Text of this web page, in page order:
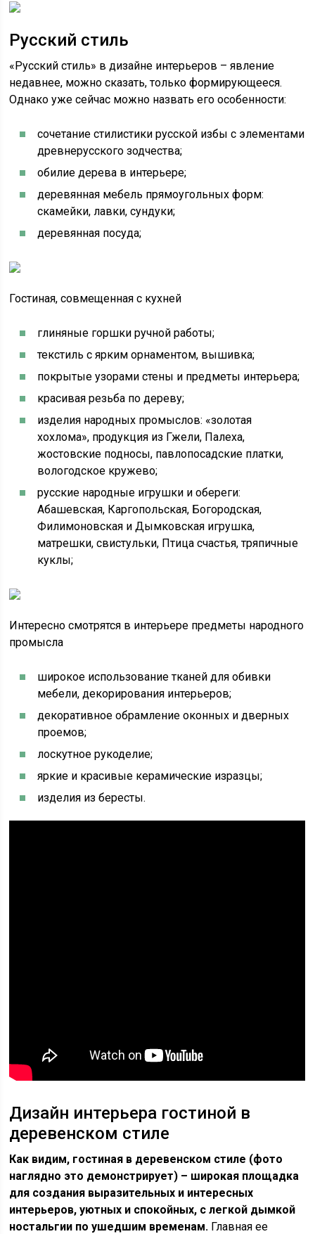
Русский стиль
«Русский стиль» в дизайне интерьеров – явление
недавнее, можно сказать, только формирующееся.
Однако уже сейчас можно назвать его особенности:
сочетание стилистики русской избы с элементами
древнерусского зодчества;
обилие дерева в интерьере;
деревянная мебель прямоугольных форм:
скамейки, лавки, сундуки;
деревянная посуда;
Гостиная, совмещенная с кухней
глиняные горшки ручной работы;
текстиль с ярким орнаментом, вышивка;
покрытые узорами стены и предметы интерьера;
красивая резьба по дереву;
изделия народных промыслов: «золотая
хохлома», продукция из Гжели, Палеха,
жостовские подносы, павлопосадские платки,
вологодское кружево;
русские народные игрушки и обереги:
Абашевская, Каргопольская, Богородская,
Филимоновская и Дымковская игрушка,
матрешки, свистульки, Птица счастья, тряпичные
куклы;
Интересно смотрятся в интерьере предметы народного
промысла
широкое использование тканей для обивки
мебели, декорирования интерьеров;
декоративное обрамление оконных и дверных
проемов;
лоскутное рукоделие;
яркие и красивые керамические изразцы;
изделия из бересты.
Дизайн интерьера гостиной в
деревенском стиле
Как видим, гостиная в деревенском стиле (фото
наглядно это демонстрирует) – широкая площадка
для создания выразительных и интересных
интерьеров, уютных и спокойных, с легкой дымкой
ностальгии по ушедшим временам. Главная ее